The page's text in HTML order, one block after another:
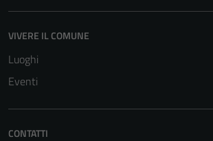
VIVERE IL COMUNE
Luoghi
Eventi
CONTATTI